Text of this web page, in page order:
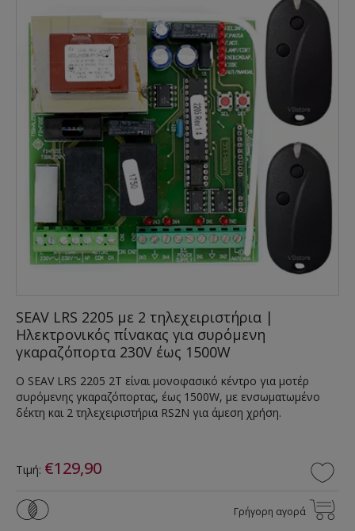
SEAV LRS 2205 με 2 τηλεχειριστήρια |
Ηλεκτρονικός πίνακας για συρόμενη
γκαραζόπορτα 230V έως 1500W
Ο SEAV LRS 2205 2T είναι μονοφασικό κέντρο για μοτέρ
συρόμενης γκαραζόπορτας, έως 1500W, με ενσωματωμένο
δέκτη και 2 τηλεχειριστήρια RS2N για άμεση χρήση.
Τιμή: €129,90
Γρήγορη αγορά